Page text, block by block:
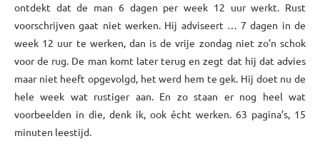
ontdekt dat de man 6 dagen per week 12 uur werkt. Rust
voorschrijven gaat niet werken. Hij adviseert … 7 dagen in de
week 12 uur te werken, dan is de vrije zondag niet zo’n schok
voor de rug. De man komt later terug en zegt dat hij dat advies
maar niet heeft opgevolgd, het werd hem te gek. Hij doet nu de
hele week wat rustiger aan. En zo staan er nog heel wat
voorbeelden in die, denk ik, ook écht werken. 63 pagina’s, 15
minuten leestijd.